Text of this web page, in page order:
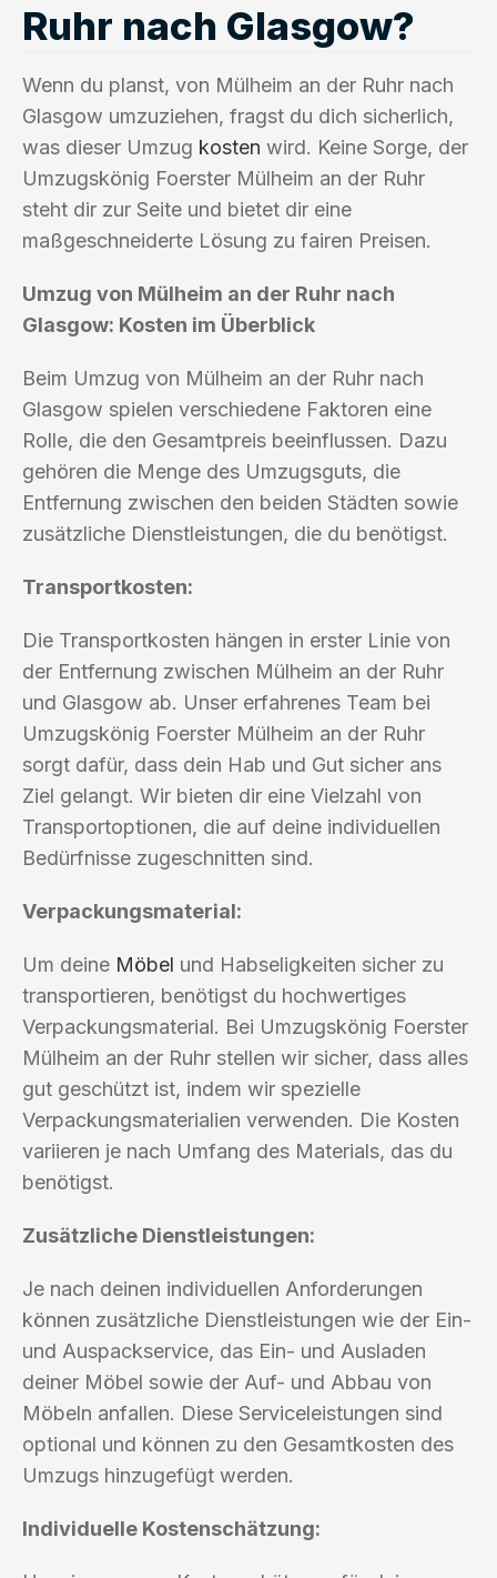
Ruhr nach Glasgow?
Wenn du planst, von Mülheim an der Ruhr nach
Glasgow umzuziehen, fragst du dich sicherlich,
was dieser Umzug kosten wird. Keine Sorge, der
Umzugskönig Foerster Mülheim an der Ruhr
steht dir zur Seite und bietet dir eine
maßgeschneiderte Lösung zu fairen Preisen.
Umzug von Mülheim an der Ruhr nach
Glasgow: Kosten im Überblick
Beim Umzug von Mülheim an der Ruhr nach
Glasgow spielen verschiedene Faktoren eine
Rolle, die den Gesamtpreis beeinflussen. Dazu
gehören die Menge des Umzugsguts, die
Entfernung zwischen den beiden Städten sowie
zusätzliche Dienstleistungen, die du benötigst.
Transportkosten:
Die Transportkosten hängen in erster Linie von
der Entfernung zwischen Mülheim an der Ruhr
und Glasgow ab. Unser erfahrenes Team bei
Umzugskönig Foerster Mülheim an der Ruhr
sorgt dafür, dass dein Hab und Gut sicher ans
Ziel gelangt. Wir bieten dir eine Vielzahl von
Transportoptionen, die auf deine individuellen
Bedürfnisse zugeschnitten sind.
Verpackungsmaterial:
Um deine Möbel und Habseligkeiten sicher zu
transportieren, benötigst du hochwertiges
Verpackungsmaterial. Bei Umzugskönig Foerster
Mülheim an der Ruhr stellen wir sicher, dass alles
gut geschützt ist, indem wir spezielle
Verpackungsmaterialien verwenden. Die Kosten
variieren je nach Umfang des Materials, das du
benötigst.
Zusätzliche Dienstleistungen:
Je nach deinen individuellen Anforderungen
können zusätzliche Dienstleistungen wie der Ein-
und Auspackservice, das Ein- und Ausladen
deiner Möbel sowie der Auf- und Abbau von
Möbeln anfallen. Diese Serviceleistungen sind
optional und können zu den Gesamtkosten des
Umzugs hinzugefügt werden.
Individuelle Kostenschätzung: